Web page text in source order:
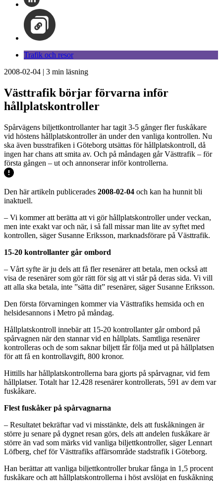
Trafik och resor
2008-02-04 | 3 min läsning
Västtrafik börjar förvarna inför
hållplatskontroller
Spårvägens biljettkontrollanter har tagit 3-5 gånger fler fuskåkare
vid höstens hållplatskontroller än under den vanliga kontrollen. Nu
ska även busstrafiken i Göteborg utsättas för hållplatskontroll, då
ingen har chans att smita av. Och på måndagen går Västtrafik – för
första gången – ut och annonserar inför kontrollerna.
Den här artikeln publicerades 2008-02-04 och kan ha hunnit bli
inaktuell.
– Vi kommer att berätta att vi gör hållplatskontroller under veckan,
men inte exakt var och när, i så fall missar man lite av syftet med
kontrollen, säger Susanne Eriksson, marknadsförare på Västtrafik.
15-20 kontrollanter går ombord
– Vårt syfte är ju dels att få fler resenärer att betala, men också att
visa de resenärer som gör rätt för sig att vi står på deras sida. Vi vill
att alla ska betala, inte ”sätta dit” resenärer, säger Susanne Eriksson.
Den första förvarningen kommer via Västtrafiks hemsida och en
helsidesannons i Metro på måndag.
Hållplatskontroll innebär att 15-20 kontrollanter går ombord på
spårvagnen när den stannar vid en hållplats. Samtliga resenärer
kontrolleras och de som saknar biljett får följa med ut på hållplatsen
för att få en kontrollavgift, 800 kronor.
Hittills har hållplatskontrollerna bara gjorts på spårvagnar, vid fem
hållplatser. Totalt har 12.428 resenärer kontrollerats, 591 av dem var
fuskåkare.
Flest fuskåker på spårvagnarna
– Resultatet bekräftar vad vi misstänkte, dels att fuskåkningen är
större ju senare på dygnet resan görs, dels att andelen fuskåkare är
större än vad som märks vid vanliga biljettkontroller, säger Lennart
Löfberg, chef för Västtrafiks affärsområde stadstrafik i Göteborg.
Han berättar att vanliga biljettkontroller brukar fånga in 1,5 procent
fuskåkare och att hållplatskontrollerna i höst avslöjat en fuskåkning